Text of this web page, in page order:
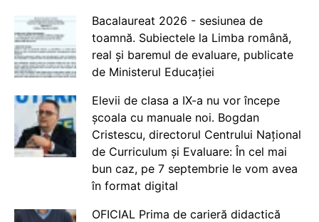
Bacalaureat 2026 - sesiunea de
toamnă. Subiectele la Limba română,
real și baremul de evaluare, publicate
de Ministerul Educației
Elevii de clasa a IX-a nu vor începe
școala cu manuale noi. Bogdan
Cristescu, directorul Centrului Național
de Curriculum și Evaluare: În cel mai
bun caz, pe 7 septembrie le vom avea
în format digital
OFICIAL Prima de carieră didactică